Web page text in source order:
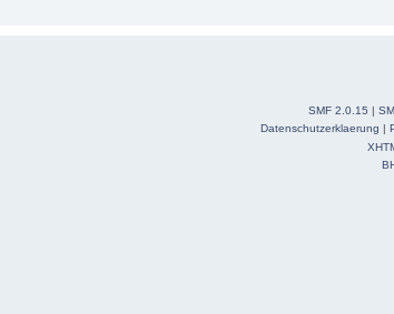
SMF 2.0.15 |
Datenschutzerklaerung |